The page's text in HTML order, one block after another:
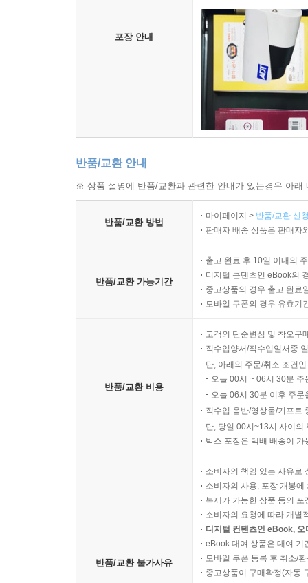
포장 안내
반품/교환 안내
※ 상품 설명에 반품/교환과 관련한 안내가 있는경우 아
반품/교환 방법
마이페이지 > 반품/교환 신
판매자 배송 상품은 판매자
반품/교환 가능기간
출고 완료 후 10일 이내의
디지털 콘텐츠인 eBook의
중고상품의 경우 출고 완료
모바일 쿠폰의 경우 유효기
반품/교환 비용
고객의 단순변심 및 착오구
직수입양서/직수입일서중
단, 아래의 주문/취소 조건
오늘 00시 ~ 06시 30분
오늘 06시 30분 이후 주
직수입 음반/영상물/기프트
단, 당일 00시~13시 사이의
박스 포장은 택배 배송이
반품/교환 불가사유
소비자의 책임 있는 사유로
소비자의 사용, 포장 개봉
복제가 가능한 상품 등의
소비자의 요청에 따라 개별
디지털 컨텐츠인 eBook,
eBook 대여 상품은 대여 기
모바일 쿠폰 등록 후 취소/
중고상품이 구매확정(자동